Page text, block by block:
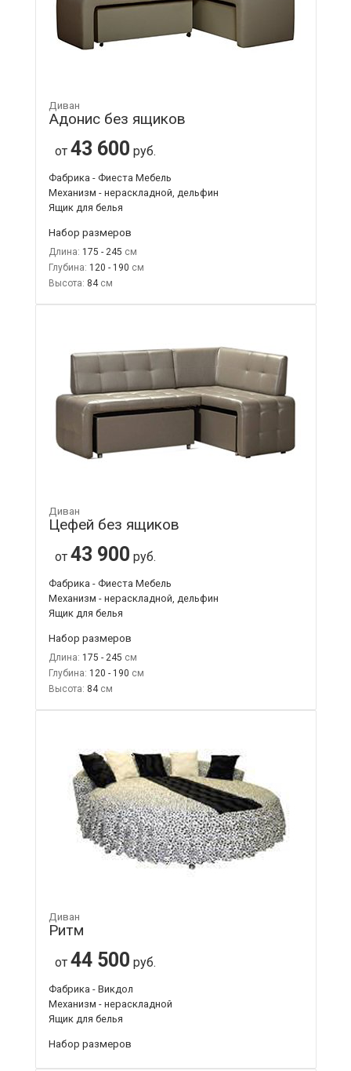
Диван
Адонис без ящиков
от 43 600 руб.
Фабрика - Фиеста Мебель
Механизм - нераскладной, дельфин
Ящик для белья
Набор размеров
Длина: 175 - 245
Глубина: 120 - 190
Высота: 84
Диван
Цефей без ящиков
от 43 900 руб.
Фабрика - Фиеста Мебель
Механизм - нераскладной, дельфин
Ящик для белья
Набор размеров
Длина: 175 - 245
Глубина: 120 - 190
Высота: 84
Диван
Ритм
от 44 500 руб.
Фабрика - Викдол
Механизм - нераскладной
Ящик для белья
Набор размеров